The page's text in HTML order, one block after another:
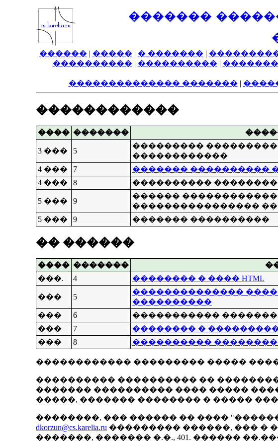
�������
������ | ����� | � ������� |
���������� | ���������� |
�������������� ������� |
������������
���� �������
3 ��� 5
���������
������������
4 ��� 7 ������� ����������
4 ���
8 ����������
5 ��� 9
������
����������������
5 ��� 9 ������� ����������
�� ������
���� �������
���.
4 �������� � ���� HTML
��� 5
��������������
����������
��� 6 �����������
���
7 �������� �
���
8 ����������
������������ ��������� �����
���������� ���������� ��
������� ���������� ���� �����
�����, ������� �������� � �����
��������, ��� ������ �� ����
dkorzun@cs.karelia.ru ��������� ������, ��� �
�������, ������� �.�., 401. ������